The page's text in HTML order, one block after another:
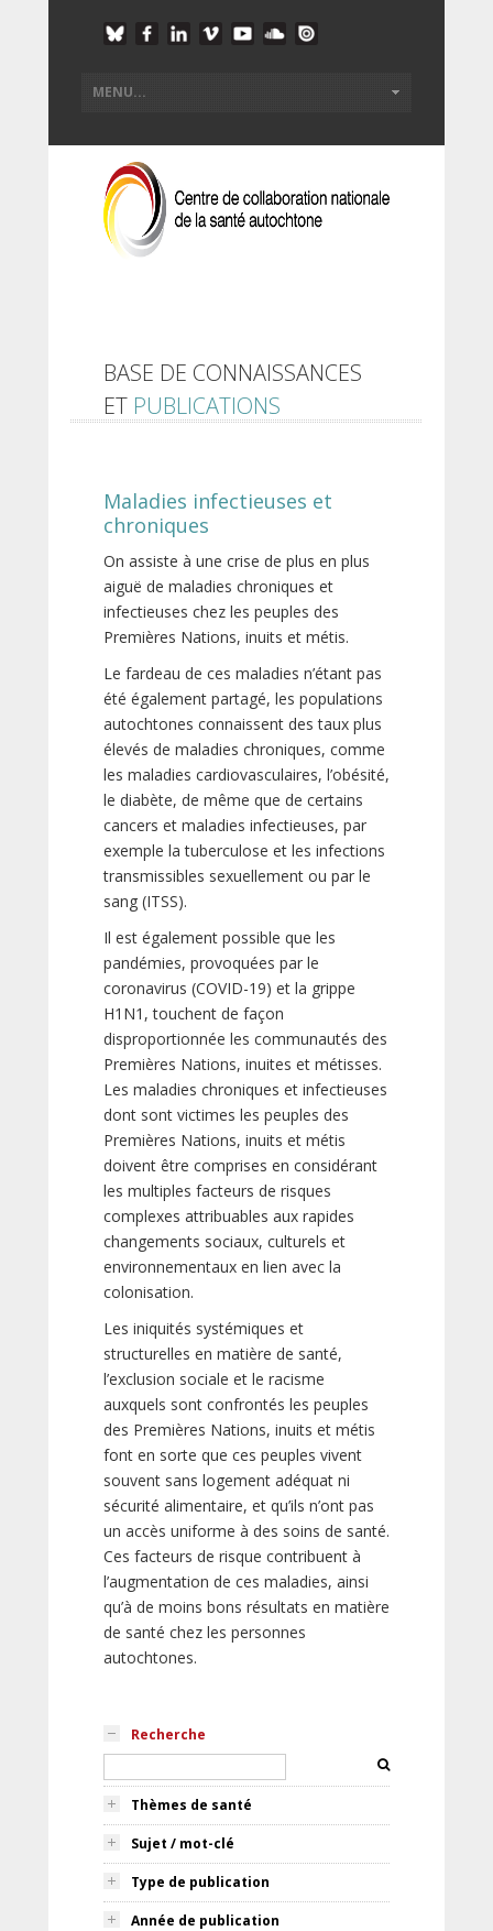
BASE DE CONNAISSANCES
ET PUBLICATIONS
Maladies infectieuses et
chroniques
On assiste à une crise de plus en plus
aiguë de maladies chroniques et
infectieuses chez les peuples des
Premières Nations, inuits et métis.
Le fardeau de ces maladies n’étant pas
été également partagé, les populations
autochtones connaissent des taux plus
élevés de maladies chroniques, comme
les maladies cardiovasculaires, l’obésité,
le diabète, de même que de certains
cancers et maladies infectieuses, par
exemple la tuberculose et les infections
transmissibles sexuellement ou par le
sang (ITSS).
Il est également possible que les
pandémies, provoquées par le
coronavirus (COVID-19) et la grippe
H1N1, touchent de façon
disproportionnée les communautés des
Premières Nations, inuites et métisses.
Les maladies chroniques et infectieuses
dont sont victimes les peuples des
Premières Nations, inuits et métis
doivent être comprises en considérant
les multiples facteurs de risques
complexes attribuables aux rapides
changements sociaux, culturels et
environnementaux en lien avec la
colonisation.
Les iniquités systémiques et
structurelles en matière de santé,
l’exclusion sociale et le racisme
auxquels sont confrontés les peuples
des Premières Nations, inuits et métis
font en sorte que ces peuples vivent
souvent sans logement adéquat ni
sécurité alimentaire, et qu’ils n’ont pas
un accès uniforme à des soins de santé.
Ces facteurs de risque contribuent à
l’augmentation de ces maladies, ainsi
qu’à de moins bons résultats en matière
de santé chez les personnes
autochtones.
Recherche
Thèmes de santé
Sujet / mot-clé
Type de publication
Année de publication